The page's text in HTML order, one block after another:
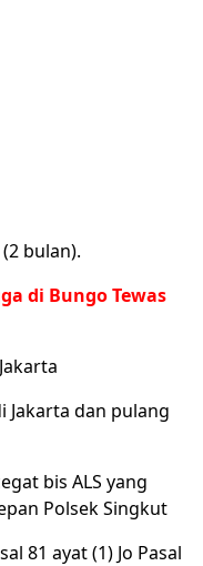
bulan).
di Bungo Tewas
Jakarta dan pulang
bis ALS yang
Polsek Singkut
81 ayat (1) Jo Pasal